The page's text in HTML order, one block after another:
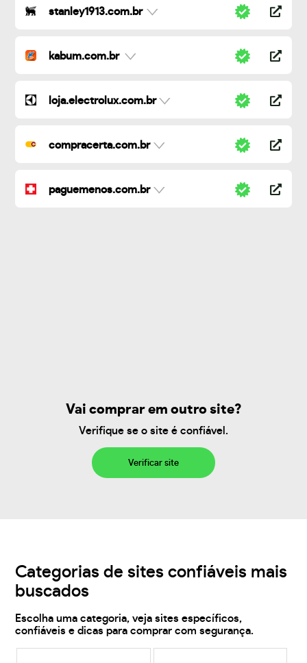
stanley1913.com.br
kabum.com.br
loja.electrolux.com.br
compracerta.com.br
paguemenos.com.br
Vai comprar em outro site?
Verifique se o site é confiável.
Verificar site
Categorias de sites confiáveis mais
buscados
Escolha uma categoria, veja sites específicos,
confiáveis e dicas para comprar com segurança.